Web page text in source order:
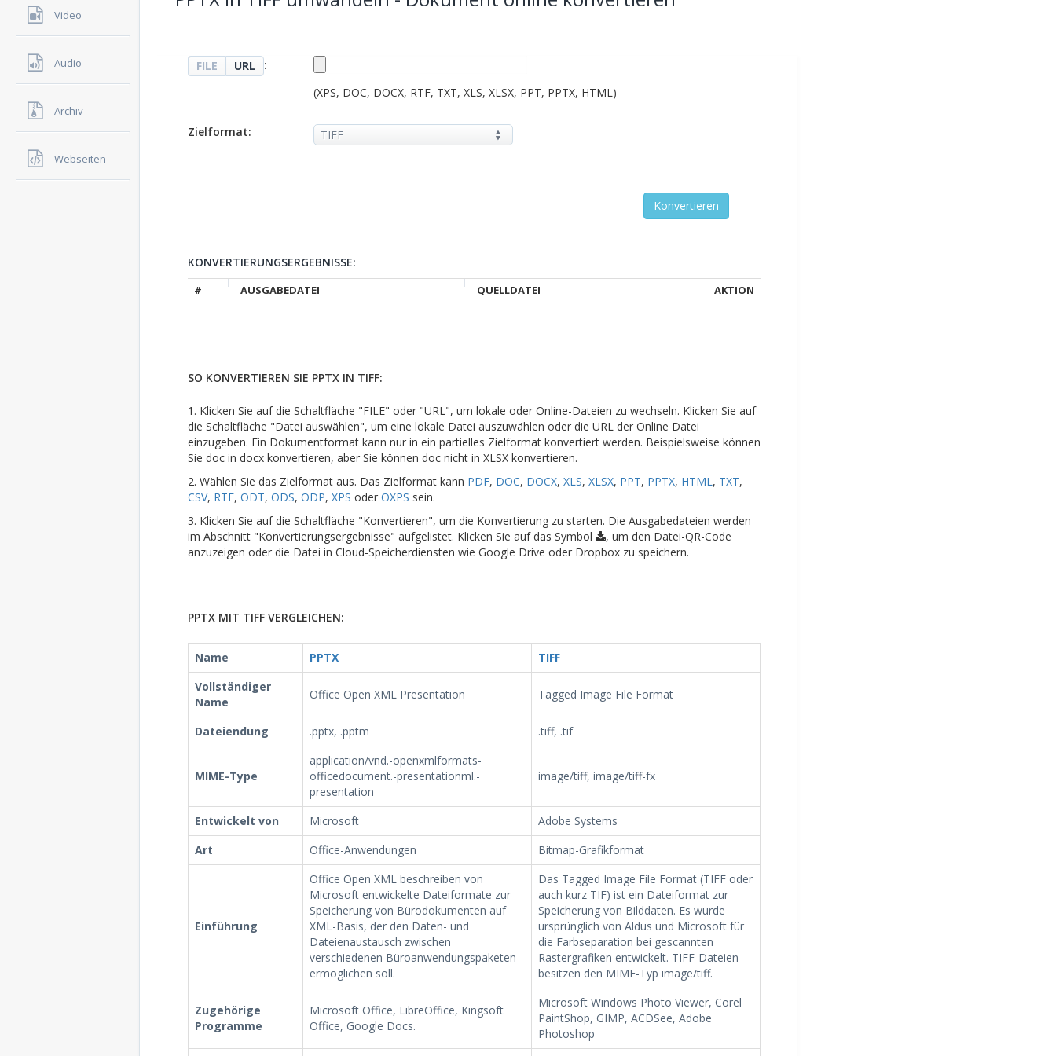
Video
Audio
Archiv
Webseiten
FILE URL
:
(XPS, DOC, DOCX, RTF, TXT, XLS, XLSX, PPT, PPTX, HTML)
Zielformat:
KONVERTIERUNGSERGEBNISSE:
# AUSGABEDATEI QUELLDATEI AKTION
SO KONVERTIEREN SIE PPTX IN TIFF:
1. Klicken Sie auf die Schaltfläche "FILE" oder "URL", um lokale oder Online-Dateien zu wechseln. Klicken Sie auf
die Schaltfläche "Datei auswählen", um eine lokale Datei auszuwählen oder die URL der Online Datei
einzugeben. Ein Dokumentformat kann nur in ein partielles Zielformat konvertiert werden. Beispielsweise können
Sie doc in docx konvertieren, aber Sie können doc nicht in XLSX konvertieren.
2. Wählen Sie das Zielformat aus. Das Zielformat kann PDF, DOC, DOCX, XLS, XLSX, PPT, PPTX, HTML, TXT,
CSV, RTF, ODT, ODS, ODP, XPS oder OXPS sein.
3. Klicken Sie auf die Schaltfläche "Konvertieren", um die Konvertierung zu starten. Die Ausgabedateien werden
im Abschnitt "Konvertierungsergebnisse" aufgelistet. Klicken Sie auf das Symbol
, um den Datei-QR-Code
anzuzeigen oder die Datei in Cloud-Speicherdiensten wie Google Drive oder Dropbox zu speichern.
PPTX MIT TIFF VERGLEICHEN:
Name PPTX
TIFF
Vollständiger
Name
Office Open XML Presentation Tagged Image File Format
Dateiendung .pptx, .pptm .tiff, .tif
MIME-Type
application/vnd.-openxmlformats-
officedocument.-presentationml.-
presentation
image/tiff, image/tiff-fx
Entwickelt von Microsoft
Adobe Systems
Art
Office-Anwendungen Bitmap-Grafikformat
Einführung
Office Open XML beschreiben von
Microsoft entwickelte Dateiformate zur
Speicherung von Bürodokumenten auf
XML-Basis, der den Daten- und
Dateienaustausch zwischen
verschiedenen Büroanwendungspaketen
ermöglichen soll.
Das Tagged Image File Format (TIFF oder
auch kurz TIF) ist ein Dateiformat zur
Speicherung von Bilddaten. Es wurde
ursprünglich von Aldus und Microsoft für
die Farbseparation bei gescannten
Rastergrafiken entwickelt. TIFF-Dateien
besitzen den MIME-Typ image/tiff.
Zugehörige
Programme
Microsoft Office, LibreOffice, Kingsoft
Office, Google Docs.
Microsoft Windows Photo Viewer, Corel
PaintShop, GIMP, ACDSee, Adobe
Photoshop